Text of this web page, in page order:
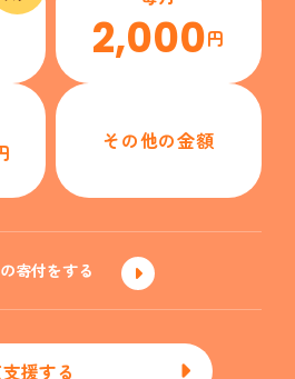
2,000円
その他の金額
寄付をする
援する